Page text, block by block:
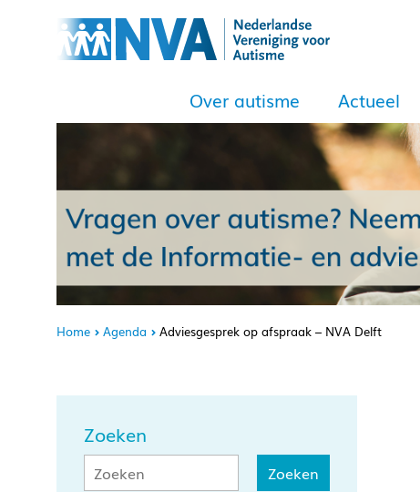
Over autisme Actueel
Home Agenda Adviesgesprek op afspraak – NVA Delft
Zoeken